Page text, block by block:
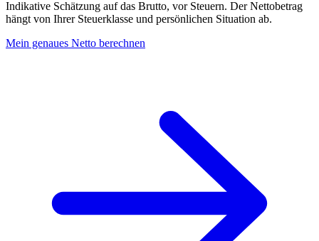
Indikative Schätzung auf das Brutto, vor Steuern. Der Nettobetrag
hängt von Ihrer Steuerklasse und persönlichen Situation ab.
Mein genaues Netto berechnen